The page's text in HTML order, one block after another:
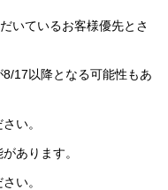
いているお客様優先とさ
17以降となる可能性もあ
い。
あります。
い。